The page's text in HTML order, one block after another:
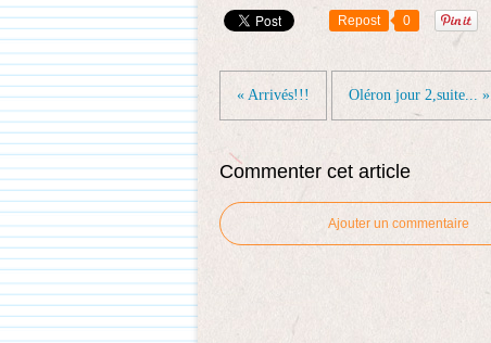
Repost 0
« Arrivés!!! Oléron jour 2,suite... »
Commenter cet article
Ajouter un commentaire